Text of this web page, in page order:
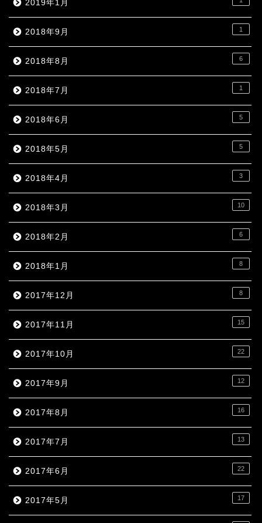
2019年1月
2018年9月 1
2018年8月 6
2018年7月 1
2018年6月 5
2018年5月 5
2018年4月 3
2018年3月 10
2018年2月 6
2018年1月 8
2017年12月 8
2017年11月 15
2017年10月 22
2017年9月 12
2017年8月 16
2017年7月 13
2017年6月 22
2017年5月 17